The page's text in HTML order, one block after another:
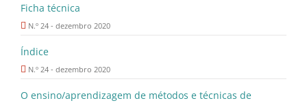
Ficha técnica
N.º 24 - dezembro 2020
Índice
N.º 24 - dezembro 2020
O ensino/aprendizagem de métodos e técnicas de